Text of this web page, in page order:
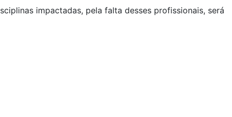
impactadas, pela falta desses profissionais, será